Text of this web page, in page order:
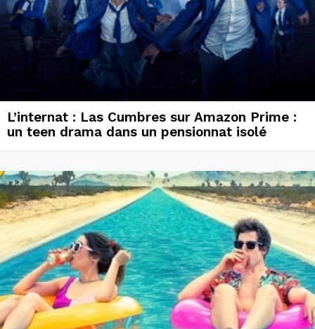
L’internat : Las Cumbres sur Amazon Prime :
un teen drama dans un pensionnat isolé